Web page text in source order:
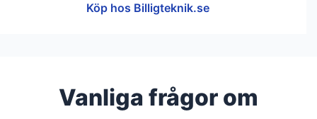
Köp hos Billigteknik.se
Vanliga frågor om